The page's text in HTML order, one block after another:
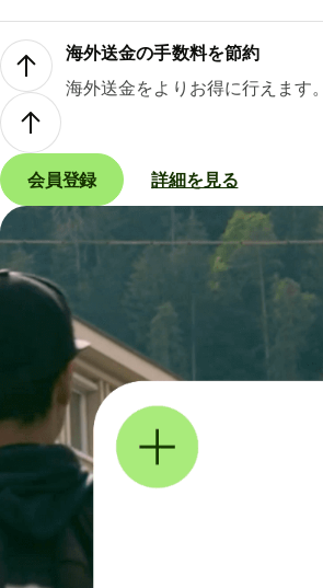
海外送金の手数料を節約
海外送金をよりお得に行えます。
会員登録 詳細を見る